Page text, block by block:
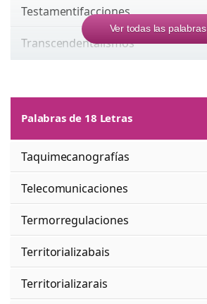
Testamentifacciones
Transcendentalismos
Ver todas las palabras
Palabras de 18 Letras
Taquimecanografías
Telecomunicaciones
Termorregulaciones
Territorializabais
Territorializarais